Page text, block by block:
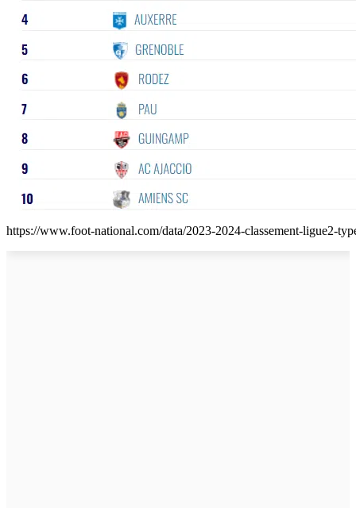
https://www.foot-national.com/data/2023-2024-classement-ligue2-